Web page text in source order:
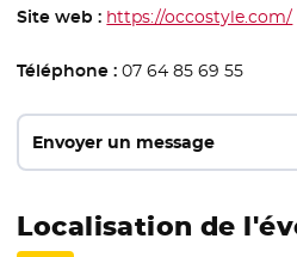
Site web : https://occostyle.com/
Téléphone : 07 64 85 69 55
Envoyer un message
Localisation de